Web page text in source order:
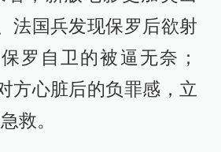
想写信告知他的家人，
人当兵前是一位排字